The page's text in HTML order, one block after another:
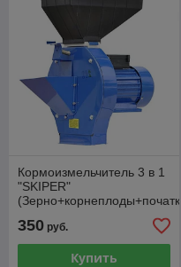
Кормоизмельчитель 3 в 1
"SKIPER"
(Зерно+корнеплоды+початки
350 руб.
Купить